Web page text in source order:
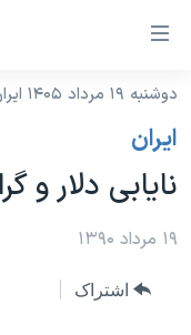
لینکهای
دسترسی
جهش
محتوای
جهش
نسخه سبک وب‌سایت
موضوع ها
ایران
آمریکا
برنامه های تلویزیونی
جدول برنامه ها
دوشنبه ۱۹ مرداد ۱۴۰۵ ایران ۰۹:۲۱
ايران
نایابی دلار و
۱۹ مرداد ۱۳۹۰
اشتراک